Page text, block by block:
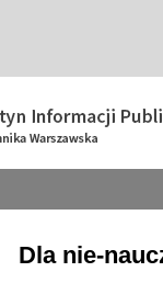
Dla nie-